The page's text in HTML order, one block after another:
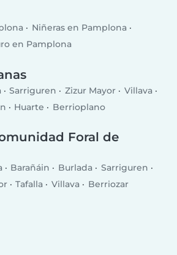
Niñeras en Pamplona
en Pamplona
Sarriguren Zizur Mayor
Villava
Huarte Berrioplano
Foral de
Barañáin Burlada
Sarriguren
Tafalla Villava Berriozar